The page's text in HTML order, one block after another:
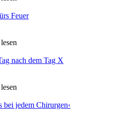
Feuer
nach dem Tag X
bei jedem Chirurgen‹